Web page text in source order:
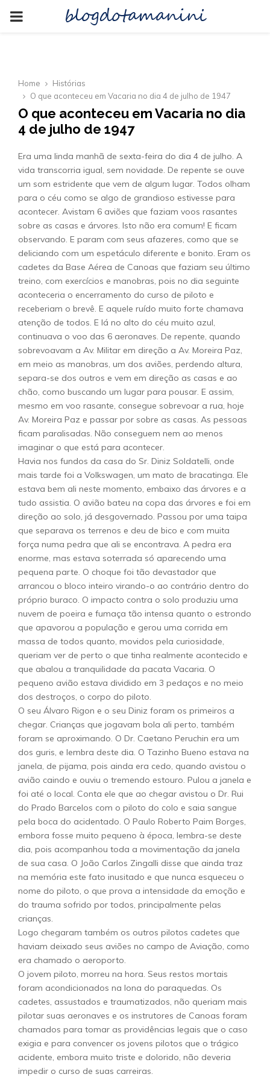
PRIMARYblogdotamanini
Home
Histórias
O que aconteceu em Vacaria no dia 4 de julho de 1947
O que aconteceu em Vacaria no dia
4 de julho de 1947
Era uma linda manhã de sexta-feira do dia 4 de julho. A
vida transcorria igual, sem novidade. De repente se ouve
um som estridente que vem de algum lugar. Todos olham
para o céu como se algo de grandioso estivesse para
acontecer. Avistam 6 aviões que faziam voos rasantes
sobre as casas e árvores. Isto não era comum! E ficam
observando. E param com seus afazeres, como que se
deliciando com um espetáculo diferente e bonito. Eram os
cadetes da Base Aérea de Canoas que faziam seu último
treino, com exercícios e manobras, pois no dia seguinte
aconteceria o encerramento do curso de piloto e
receberiam o brevê. E aquele ruído muito forte chamava
atenção de todos. E lá no alto do céu muito azul,
continuava o voo das 6 aeronaves. De repente, quando
sobrevoavam a Av. Militar em direção a Av. Moreira Paz,
em meio as manobras, um dos aviões, perdendo altura,
separa-se dos outros e vem em direção as casas e ao
chão, como buscando um lugar para pousar. E assim,
mesmo em voo rasante, consegue sobrevoar a rua, hoje
Av. Moreira Paz e passar por sobre as casas. As pessoas
ficam paralisadas. Não conseguem nem ao menos
imaginar o que está para acontecer.
Havia nos fundos da casa do Sr. Diniz Soldatelli, onde
mais tarde foi a Volkswagen, um mato de bracatinga. Ele
estava bem ali neste momento, embaixo das árvores e a
tudo assistia. O avião bateu na copa das árvores e foi em
direção ao solo, já desgovernado. Passou por uma taipa
que separava os terrenos e deu de bico e com muita
força numa pedra que ali se encontrava. A pedra era
enorme, mas estava soterrada só aparecendo uma
pequena parte. O choque foi tão devastador que
arrancou o bloco inteiro virando-o ao contrário dentro do
próprio buraco. O impacto contra o solo produziu uma
nuvem de poeira e fumaça tão intensa quanto o estrondo
que apavorou a população e gerou uma corrida em
massa de todos quanto, movidos pela curiosidade,
queriam ver de perto o que tinha realmente acontecido e
que abalou a tranquilidade da pacata Vacaria. O
pequeno avião estava dividido em 3 pedaços e no meio
dos destroços, o corpo do piloto.
O seu Álvaro Rigon e o seu Diniz foram os primeiros a
chegar. Crianças que jogavam bola ali perto, também
foram se aproximando. O Dr. Caetano Peruchin era um
dos guris, e lembra deste dia. O Tazinho Bueno estava na
janela, de pijama, pois ainda era cedo, quando avistou o
avião caindo e ouviu o tremendo estouro. Pulou a janela e
foi até o local. Conta ele que ao chegar avistou o Dr. Rui
do Prado Barcelos com o piloto do colo e saia sangue
pela boca do acidentado. O Paulo Roberto Paim Borges,
embora fosse muito pequeno à época, lembra-se deste
dia, pois acompanhou toda a movimentação da janela
de sua casa. O João Carlos Zingalli disse que ainda traz
na memória este fato inusitado e que nunca esqueceu o
nome do piloto, o que prova a intensidade da emoção e
do trauma sofrido por todos, principalmente pelas
crianças.
Logo chegaram também os outros pilotos cadetes que
haviam deixado seus aviões no campo de Aviação, como
era chamado o aeroporto.
O jovem piloto, morreu na hora. Seus restos mortais
foram acondicionados na lona do paraquedas. Os
cadetes, assustados e traumatizados, não queriam mais
pilotar suas aeronaves e os instrutores de Canoas foram
chamados para tomar as providências legais que o caso
exigia e para convencer os jovens pilotos que o trágico
acidente, embora muito triste e dolorido, não deveria
impedir o curso de suas carreiras.